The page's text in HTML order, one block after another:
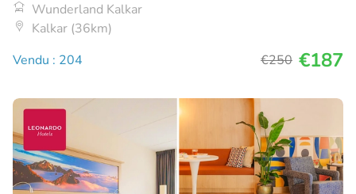
Wunderland Kalkar
Kalkar (36km)
Vendu : 204
€250 €187